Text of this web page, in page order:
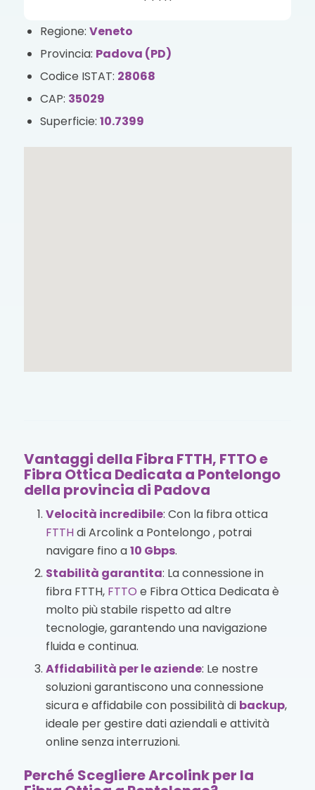
Regione: Veneto
Provincia: Padova (PD)
Codice ISTAT: 28068
CAP: 35029
Superficie: 10.7399
Vantaggi della Fibra FTTH, FTTO e
Fibra Ottica Dedicata a Pontelongo
della provincia di Padova
Velocità incredibile: Con la fibra ottica
FTTHdi Arcolink a Pontelongo , potrai
navigare fino a10 Gbps.
Stabilità garantita: La connessione in
fibra FTTH, FTTO e Fibra Ottica Dedicata è
molto più stabile rispetto ad altre
tecnologie, garantendo una navigazione
fluida e continua.
Affidabilità per le aziende: Le nostre
soluzioni garantiscono una connessione
sicura e affidabile con possibilità di backup,
ideale per gestire dati aziendali e attività
online senza interruzioni.
Perché Scegliere Arcolink per la